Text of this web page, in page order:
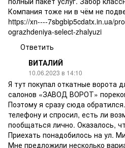
Компания тоже ни в чём не
https://xn----7sbgbip5cdatx.in.ua/
ograzhdeniya-select-zhalyuzi
Ответить
ВИТАЛИЙ
10.06.2023 в 14:10
Я тут покупал откатные ворота
салонов «ЗАВОД ВОРОТ»
Поэтому я сразу сюда
телефону и спросил, есть ли
пообщаться лично. Оказалось,
Приехать понадобилось на ул.
Мне предложили несколько